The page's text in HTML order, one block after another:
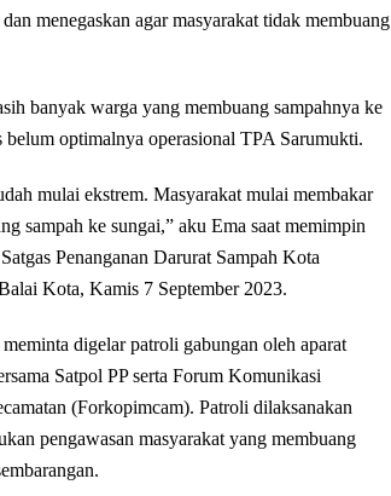
menegaskan agar masyarakat tidak membuang
banyak warga yang membuang sampahnya ke
belum optimalnya operasional TPA Sarumukti.
mulai ekstrem. Masyarakat mulai membakar
sampah ke sungai,” aku Ema saat memimpin
Penanganan Darurat Sampah Kota
Kota, Kamis 7 September 2023.
digelar patroli gabungan oleh aparat
Satpol PP serta Forum Komunikasi
(Forkopimcam). Patroli dilaksanakan
pengawasan masyarakat yang membuang